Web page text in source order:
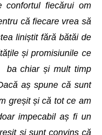
confortul fiecărui om
că fiecare vrea să
liniștit fără bătăi de
și promisiunile ce
ba chiar și mult timp
aș spune că sunt
greșit și că tot ce am
impecabil aș fi un
și sunt convins că